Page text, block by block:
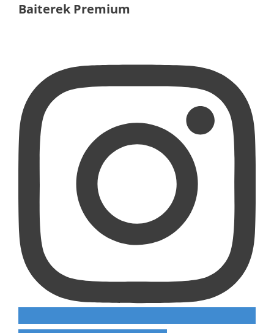
Baiterek Premium